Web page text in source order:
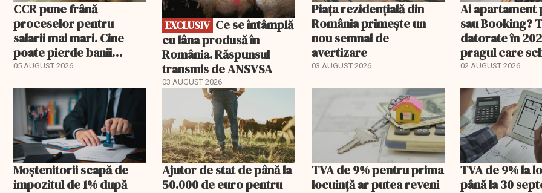
CCR pune frână
proceselor pentru
salarii mai mari. Cine
poate pierde banii
ceruți statului
05 AUGUST 2026
EXCLUSIV
cu lâna produsă în
România. Răspunsul
transmis de ANSVSA
03 AUGUST 2026
Piața rezidențială din
România primește un
nou semnal de
avertizare
03 AUGUST 2026
Ai apartament
sau Booking?
datorate în
pragul care
regimul fiscal
02 AUGUST 2026
Moștenitorii scapă de
impozitul de 1% după
Ajutor de stat de până la
50.000 de euro pentru
TVA de 9% pentru prima
locuință ar putea reveni
TVA de 9% la
până la 30